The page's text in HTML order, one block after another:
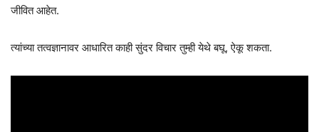
जीवित आहेत.
त्यांच्या तत्वज्ञानावर आधारित काही सुंदर विचार तुम्ही येथे बघू, ऐकू शकता.